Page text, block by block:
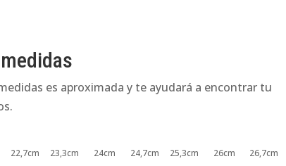
es aproximada y te ayudará a encontrar tu
22,7cm 23,3cm 24cm 24,7cm 25,3cm 26cm 26,7cm